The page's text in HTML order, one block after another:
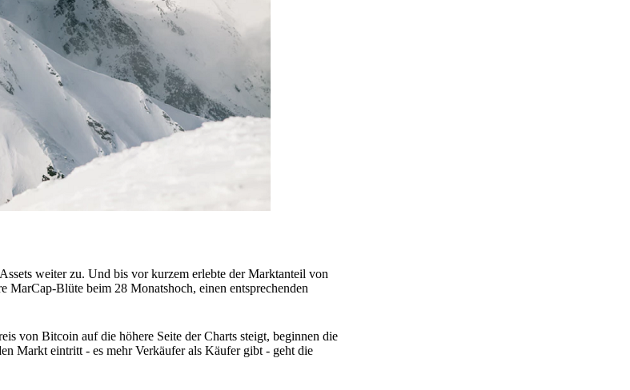
weiter zu. Und bis vor kurzem erlebte der Marktanteil von
Blüte beim 28 Monatshoch, einen entsprechenden
von Bitcoin auf die höhere Seite der Charts steigt, beginnen die
Markt eintritt - es mehr Verkäufer als Käufer gibt - geht die